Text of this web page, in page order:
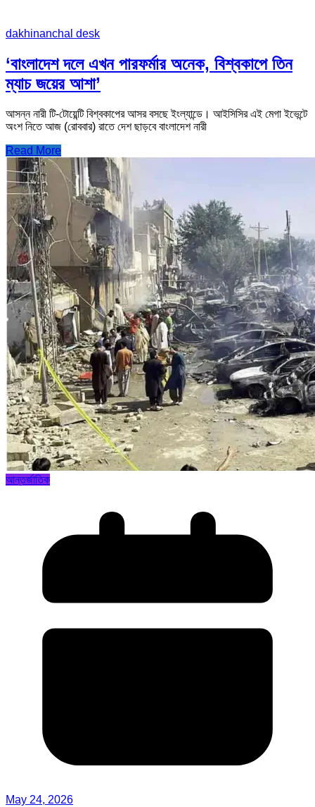
dakhinanchal desk
‘বাংলাদেশ দলে এখন পারফর্মার অনেক, বিশ্বকাপে তিন
ম্যাচ জয়ের আশা’
আসন্ন নারী টি-টোয়েন্টি বিশ্বকাপের আসর বসছে ইংল্যান্ডে। আইসিসির এই মেগা ইভেন্টে
অংশ নিতে আজ (রোববার) রাতে দেশ ছাড়বে বাংলাদেশ নারী
Read More
আন্তর্জাতিক
May 24, 2026